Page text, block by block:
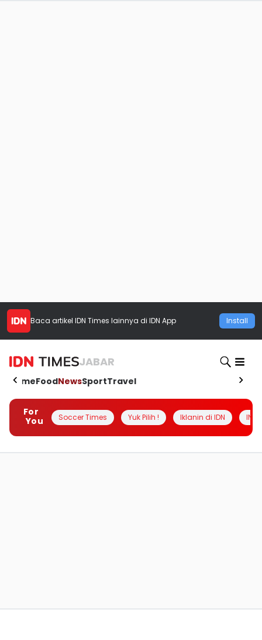
Baca artikel IDN Times lainnya di IDN App Install
JABAR
HomeFoodNewsSportTravel
For
You
Soccer Times Yuk Pilih ! Iklanin di IDN